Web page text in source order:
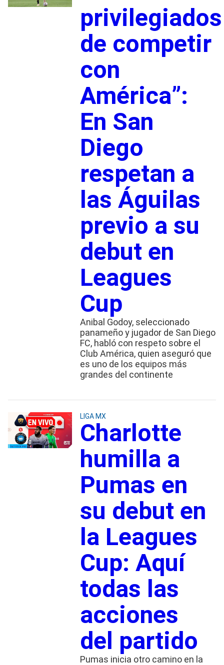
privilegiados
de competir
con
América”:
En San
Diego
respetan a
las Águilas
previo a su
debut en
Leagues
Cup
Anibal Godoy, seleccionado
panameño y jugador de San Diego
FC, habló con respeto sobre el
Club América, quien aseguró que
es uno de los equipos más
grandes del continente
LIGA MX
Charlotte
humilla a
Pumas en
su debut en
la Leagues
Cup: Aquí
todas las
acciones
del partido
Pumas inicia otro camino en la